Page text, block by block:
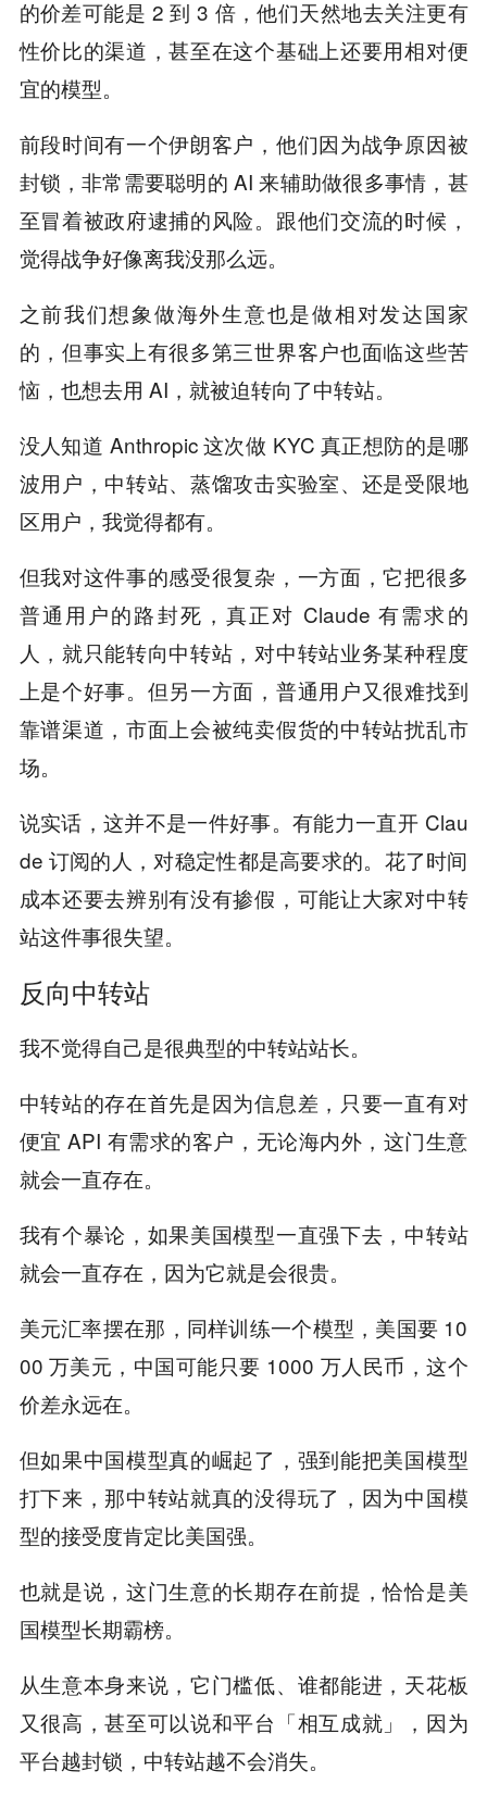
的价差可能是 2 到 3 倍，他们天然地去关注更有
性价比的渠道，甚至在这个基础上还要用相对便
宜的模型。
前段时间有一个伊朗客户，他们因为战争原因被
封锁，非常需要聪明的 AI 来辅助做很多事情，甚
至冒着被政府逮捕的风险。跟他们交流的时候，
觉得战争好像离我没那么远。
之前我们想象做海外生意也是做相对发达国家
的，但事实上有很多第三世界客户也面临这些苦
恼，也想去用 AI，就被迫转向了中转站。
没人知道 Anthropic 这次做 KYC 真正想防的是哪
波用户，中转站、蒸馏攻击实验室、还是受限地
区用户，我觉得都有。
但我对这件事的感受很复杂，一方面，它把很多
普通用户的路封死，真正对 Claude 有需求的
人，就只能转向中转站，对中转站业务某种程度
上是个好事。但另一方面，普通用户又很难找到
靠谱渠道，市面上会被纯卖假货的中转站扰乱市
场。
说实话，这并不是一件好事。有能力一直开 Clau
de 订阅的人，对稳定性都是高要求的。花了时间
成本还要去辨别有没有掺假，可能让大家对中转
站这件事很失望。
反向中转站
我不觉得自己是很典型的中转站站长。
中转站的存在首先是因为信息差，只要一直有对
便宜 API 有需求的客户，无论海内外，这门生意
就会一直存在。
我有个暴论，如果美国模型一直强下去，中转站
就会一直存在，因为它就是会很贵。
美元汇率摆在那，同样训练一个模型，美国要 10
00 万美元，中国可能只要 1000 万人民币，这个
价差永远在。
但如果中国模型真的崛起了，强到能把美国模型
打下来，那中转站就真的没得玩了，因为中国模
型的接受度肯定比美国强。
也就是说，这门生意的长期存在前提，恰恰是美
国模型长期霸榜。
从生意本身来说，它门槛低、谁都能进，天花板
又很高，甚至可以说和平台「相互成就」，因为
平台越封锁，中转站越不会消失。